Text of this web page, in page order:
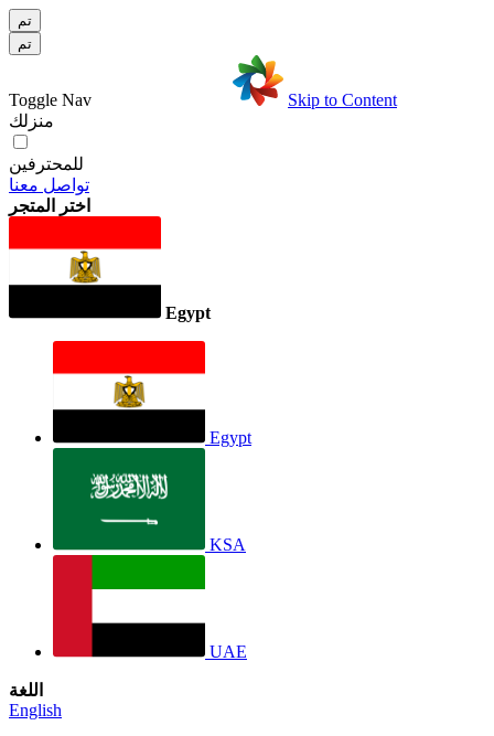
تم
تم
Toggle Nav
Skip to Content
منزلك
للمحترفين
تواصل معنا
اختر المتجر
Egypt
Egypt
KSA
UAE
اللغة
English